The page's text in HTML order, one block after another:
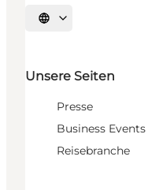
Sprache auswählen
Unsere Seiten
Presse
Business Events
Reisebranche